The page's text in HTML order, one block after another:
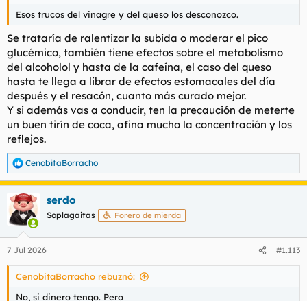
Esos trucos del vinagre y del queso los desconozco.
Se trataría de ralentizar la subida o moderar el pico
glucémico, también tiene efectos sobre el metabolismo
del alcoholol y hasta de la cafeína, el caso del queso
hasta te llega a librar de efectos estomacales del día
después y el resacón, cuanto más curado mejor.
Y si además vas a conducir, ten la precaución de meterte
un buen tirín de coca, afina mucho la concentración y los
reflejos.
R
e
a
c
c
i
e
s
CenobitaBorracho
serdo
Soplagaitas Forero de mierda
7 Jul 2026 #1.113
CenobitaBorracho rebuznó:
No, si dinero tengo. Pero